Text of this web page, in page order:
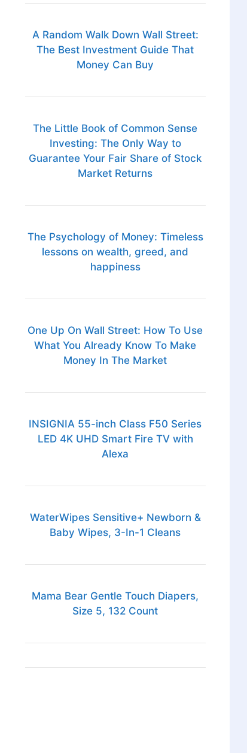
A Random Walk Down Wall Street:
The Best Investment Guide That
Money Can Buy
The Little Book of Common Sense
Investing: The Only Way to
Guarantee Your Fair Share of Stock
Market Returns
The Psychology of Money: Timeless
lessons on wealth, greed, and
happiness
One Up On Wall Street: How To Use
What You Already Know To Make
Money In The Market
INSIGNIA 55-inch Class F50 Series
LED 4K UHD Smart Fire TV with
Alexa
WaterWipes Sensitive+ Newborn &
Baby Wipes, 3-In-1 Cleans
Mama Bear Gentle Touch Diapers,
Size 5, 132 Count